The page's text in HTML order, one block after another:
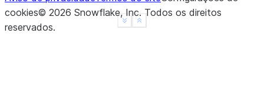
Show less
See more
cookies© 2026 Snowflake, Inc. Todos os direitos
reservados.